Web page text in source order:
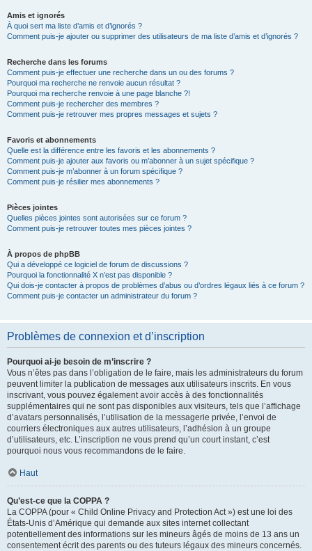
Amis et ignorés
À quoi sert ma liste d’amis et d’ignorés ?
Comment puis-je ajouter ou supprimer des utilisateurs de ma liste d’amis et d’ignorés ?
Recherche dans les forums
Comment puis-je effectuer une recherche dans un ou des forums ?
Pourquoi ma recherche ne renvoie aucun résultat ?
Pourquoi ma recherche renvoie à une page blanche ?!
Comment puis-je rechercher des membres ?
Comment puis-je retrouver mes propres messages et sujets ?
Favoris et abonnements
Quelle est la différence entre les favoris et les abonnements ?
Comment puis-je ajouter aux favoris ou m’abonner à un sujet spécifique ?
Comment puis-je m’abonner à un forum spécifique ?
Comment puis-je résilier mes abonnements ?
Pièces jointes
Quelles pièces jointes sont autorisées sur ce forum ?
Comment puis-je retrouver toutes mes pièces jointes ?
À propos de phpBB
Qui a développé ce logiciel de forum de discussions ?
Pourquoi la fonctionnalité X n’est pas disponible ?
Qui dois-je contacter à propos de problèmes d’abus ou d’ordres légaux liés à ce forum ?
Comment puis-je contacter un administrateur du forum ?
Problèmes de connexion et d’inscription
Pourquoi ai-je besoin de m’inscrire ?
Vous n’êtes pas dans l’obligation de le faire, mais les administrateurs du forum
peuvent limiter la publication de messages aux utilisateurs inscrits. En vous
inscrivant, vous pouvez également avoir accès à des fonctionnalités
supplémentaires qui ne sont pas disponibles aux visiteurs, tels que l’affichage
d’avatars personnalisés, l’utilisation de la messagerie privée, l’envoi de
courriers électroniques aux autres utilisateurs, l’adhésion à un groupe
d’utilisateurs, etc. L’inscription ne vous prend qu’un court instant, c’est
pourquoi nous vous recommandons de le faire.
Haut
Qu’est-ce que la COPPA ?
La COPPA (pour « Child Online Privacy and Protection Act ») est une loi des
États-Unis d’Amérique qui demande aux sites internet collectant
potentiellement des informations sur les mineurs âgés de moins de 13 ans un
consentement écrit des parents ou des tuteurs légaux des mineurs concernés.